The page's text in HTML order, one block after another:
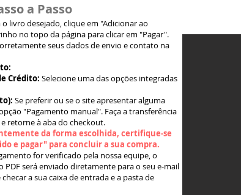
a Passo
o livro desejado, clique em "Adicionar ao
no topo da página para clicar em "Pagar".
seus dados de envio e contato na
Crédito: Selecione uma das opções integradas
Se preferir ou se o site apresentar alguma
"Pagamento manual". Faça a transferência
retorne à aba do checkout.
da forma escolhida, certifique-se
e pagar" para concluir a sua compra.
for verificado pela nossa equipe, o
será enviado diretamente para o seu e-mail
checar a sua caixa de entrada e a pasta de